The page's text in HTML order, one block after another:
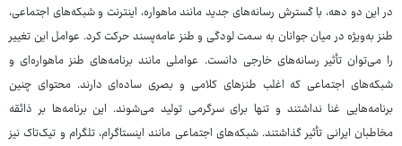
در این دو دهه، با گسترش رسانه‌های جدید مانند ماهواره، اینترنت و شبکه‌های اجتماعی،
طنز به‌ویژه در میان جوانان به سمت لودگی و طنز عامه‌پسند حرکت کرد. عوامل این تغییر
را می‌توان تأثیر رسانه‌های خارجی دانست. عواملی مانند برنامه‌های طنز ماهواره‌ای و
شبکه‌های اجتماعی که اغلب طنزهای کلامی و بصری ساده‌ای دارند. محتوای چنین
برنامه‌هایی غنا نداشتند و تنها برای سرگرمی تولید می‌شوند. این برنامه‌ها بر ذائقه
مخاطبان ایرانی تأثیر گذاشتند. شبکه‌های اجتماعی مانند اینستاگرام، تلگرام و تیک‌تاک نیز